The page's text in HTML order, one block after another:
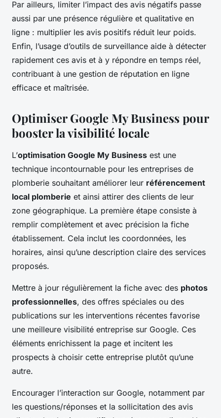
Par ailleurs, limiter l’impact des avis négatifs passe
aussi par une présence régulière et qualitative en
ligne : multiplier les avis positifs réduit leur poids.
Enfin, l’usage d’outils de surveillance aide à détecter
rapidement ces avis et à y répondre en temps réel,
contribuant à une gestion de réputation en ligne
efficace et maîtrisée.
Optimiser Google My Business pour
booster la visibilité locale
L’optimisation Google My Business est une
technique incontournable pour les entreprises de
plomberie souhaitant améliorer leur référencement
local plomberie et ainsi attirer des clients de leur
zone géographique. La première étape consiste à
remplir complètement et avec précision la fiche
établissement. Cela inclut les coordonnées, les
horaires, ainsi qu’une description claire des services
proposés.
Mettre à jour régulièrement la fiche avec des photos
professionnelles, des offres spéciales ou des
publications sur les interventions récentes favorise
une meilleure visibilité entreprise sur Google. Ces
éléments enrichissent la page et incitent les
prospects à choisir cette entreprise plutôt qu’une
autre.
Encourager l’interaction sur Google, notamment par
les questions/réponses et la sollicitation des avis